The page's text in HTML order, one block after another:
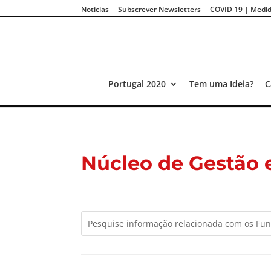
Notícias Subscrever Newsletters COVID 19 |
Portugal 2020 Tem uma Ideia?
Núcleo de Gestão